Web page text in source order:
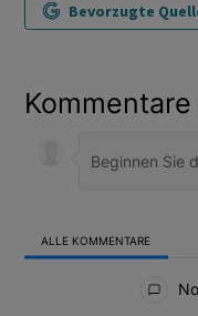
Bevorzugte
Kommentare
ALLE KOMMENTARE